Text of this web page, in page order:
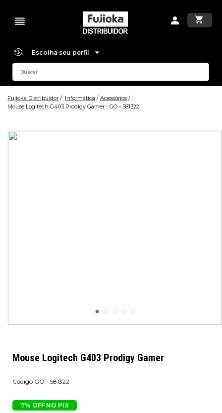
Escolha seu perfil
Fujioka Distribuidor Informática
Acessórios
Mouse Logitech G403 Prodigy Gamer - GO - 581322
Mouse Logitech G403 Prodigy Gamer
GO - 581322
7% OFF NO PIX